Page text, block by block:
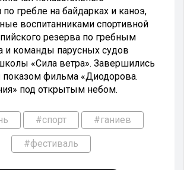
гребле на байдарках и каноэ,
воспитанниками спортивной
резерва по гребным
и команды парусных судов
«Сила ветра». Завершились
показом фильма «Диодорова.
под открытым небом.
#спорт #ганиев
#фестиваль